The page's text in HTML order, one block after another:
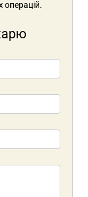
операцій.